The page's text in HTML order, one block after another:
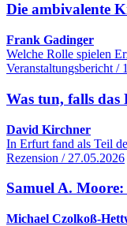
Die ambivalente
Frank Gadinger
Welche Rolle spielen
Veranstaltungsbericht /
Was tun, falls das
David Kirchner
In Erfurt fand als Teil
Rezension / 27.05.2026
Samuel A.
Michael Czolkoß-